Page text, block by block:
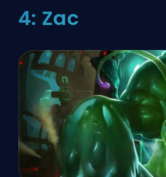
4: Zac